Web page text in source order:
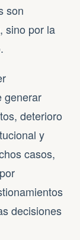
son
sino por la
generar
deterioro
y
casos,
decisiones